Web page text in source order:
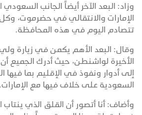
وزاد: البعد الآخر أيضاً الجانب
الإمارات والانتقالي في حضرموت، وكل
تتصادم اليوم في هذه المحافظة.
وقال: البعد الأهم يكمن في زيارة
الأخيرة لواشنطن، حيث أدرك الجميع
إلى أدوار ونفوذ في الإقليم بما فيها
السعودية على خلاف فيها مع الإمارات.
وأضاف: أنا أتصور أن القلق الذي ينتاب